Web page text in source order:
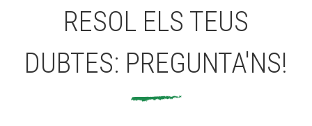
RESOL ELS TEUS
DUBTES: PREGUNTA'NS!